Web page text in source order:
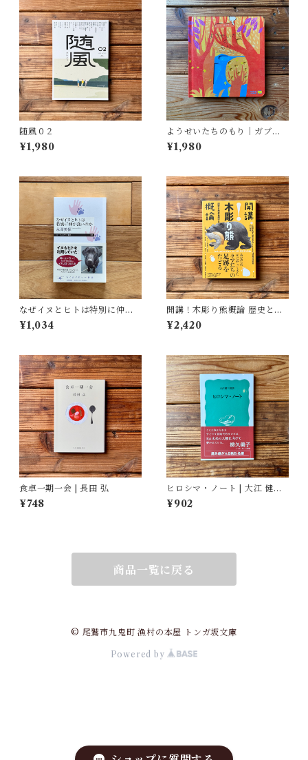
随風０２
¥1,980
ようせいたちのもり｜ガブリ
エーレ・クリーマ, さとう なな
こ訳
¥1,980
なぜイヌとヒトは特別に仲が
良いのか | 永澤 美保
¥1,034
開講！木彫り熊概論 歴史と文
化を旅する | 北海道大学大学院
文学院文化多様性論講座博物
¥2,420
食卓一期一会 | 長田 弘
¥748
ヒロシマ・ノート | 大江 健三
郎
¥902
商品一覧に戻る
© 尾鷲市九鬼町 漁村の本屋 トンガ坂文庫
Powered by